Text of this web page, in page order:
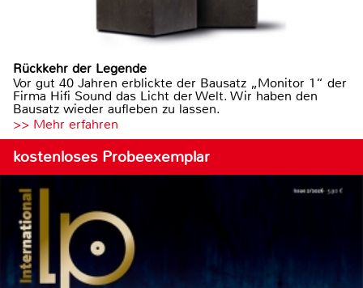
Rückkehr der Legende
Vor gut 40 Jahren erblickte der Bausatz „Monitor 1“ der
Firma Hifi Sound das Licht der Welt. Wir haben den
Bausatz wieder aufleben zu lassen.
>> Mehr erfahren
kostenloses Probeexemplar